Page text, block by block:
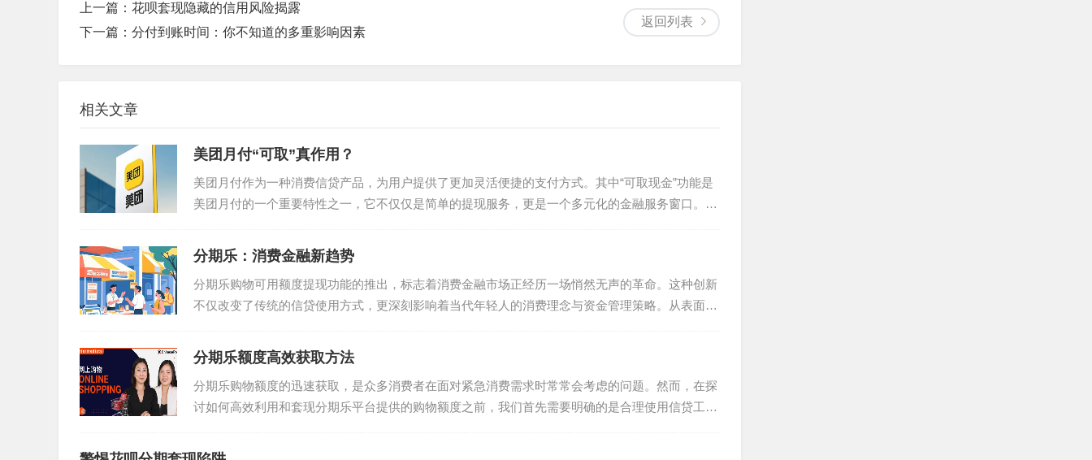
返回列表
上一篇： 花呗套现隐藏的信用风险揭露
下一篇： 分付到账时间：你不知道的多重影响因素
相关文章
美团月付“可取”真作用？
美团月付作为一种消费信贷产品，为用户提供了更加灵活便捷的支付方式。其中“可取现金”功能是
美团月付的一个重要特性之一，它不仅仅是简单的提现服务，更是一个多元化的金融服务窗口。
分期乐：消费金融新趋势
分期乐购物可用额度提现功能的推出，标志着消费金融市场正经历一场悄然无声的革命。这种创新
不仅改变了传统的信贷使用方式，更深刻影响着当代年轻人的消费理念与资金管理策略。从表面上
分期乐额度高效获取方法
分期乐购物额度的迅速获取，是众多消费者在面对紧急消费需求时常常会考虑的问题。然而，在探
讨如何高效利用和套现分期乐平台提供的购物额度之前，我们首先需要明确的是合理使用信贷工具